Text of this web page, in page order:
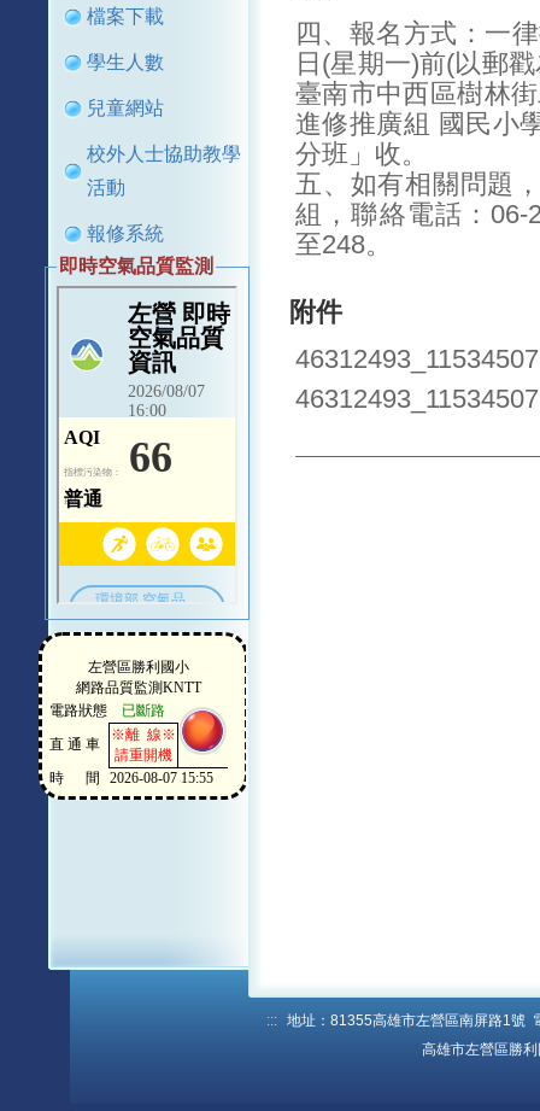
檔案下載
學生人數
兒童網站
校外人士協助教學
活動
報修系統
即時空氣品質監測
四、報名方式：一
日(星期一)前(以郵
臺南市中西區樹林
進修推廣組 國民小
分班」收。
五、如有相關問題
組，聯絡電話：06-
至248。
附件
:::
地址：81355高雄市左營區南屏路1號
高雄市左營區勝